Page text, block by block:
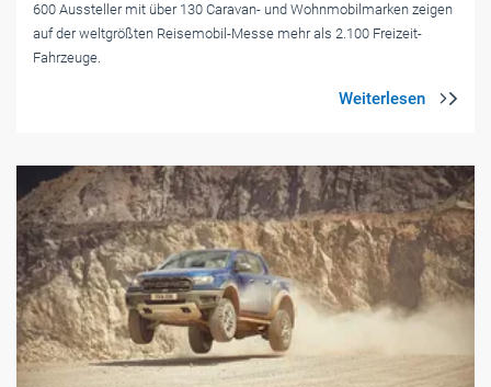
600 Aussteller mit über 130 Caravan- und Wohnmobilmarken zeigen
auf der weltgrößten Reisemobil-Messe mehr als 2.100 Freizeit-
Fahrzeuge.